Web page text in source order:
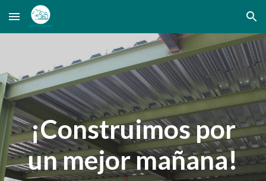
Skip to main content Skip to navigation
¡Construimos por
un mejor mañana!